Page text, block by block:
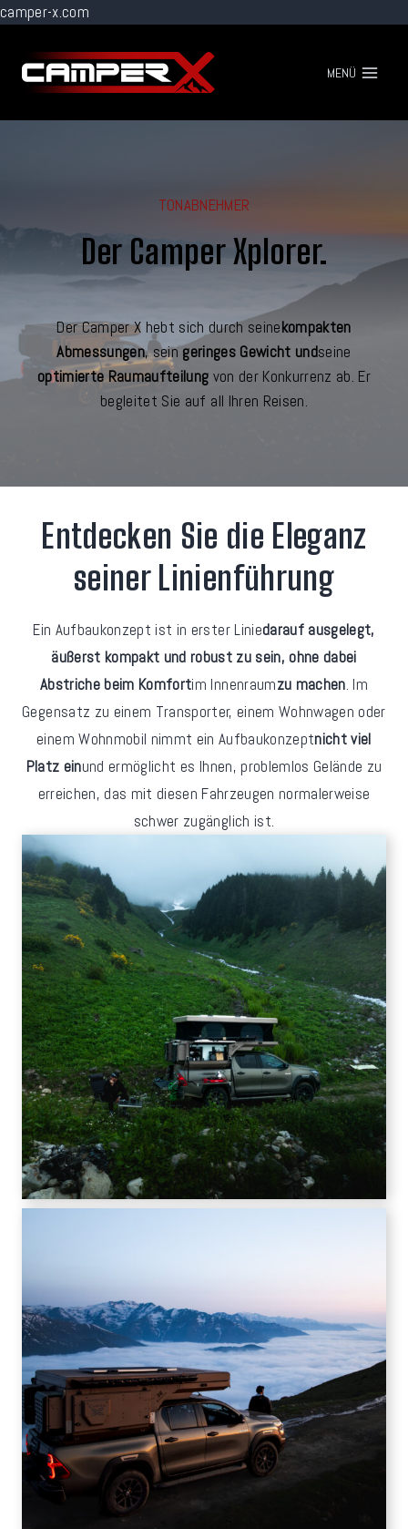
camper-x.com
Inhalt
springen
MENÜ
TONABNEHMER
Der Camper Xplorer.
Der Camper X hebt sich durch seinekompakten
Abmessungen, seingeringes Gewicht undseine
optimierte Raumaufteilung von der Konkurrenz ab. Er
begleitet Sie auf all Ihren Reisen.
Entdecken Sie die Eleganz
seiner Linienführung
Ein Aufbaukonzept ist in erster Liniedarauf ausgelegt,
äußerst kompakt und robust zu sein, ohne dabei
Abstriche beim Komfortim Innenraumzu machen. Im
Gegensatz zu einem Transporter, einem Wohnwagen oder
einem Wohnmobil nimmt ein Aufbaukonzeptnicht viel
Platz einund ermöglicht es Ihnen, problemlos Gelände zu
erreichen, das mit diesen Fahrzeugen normalerweise
schwer zugänglich ist.